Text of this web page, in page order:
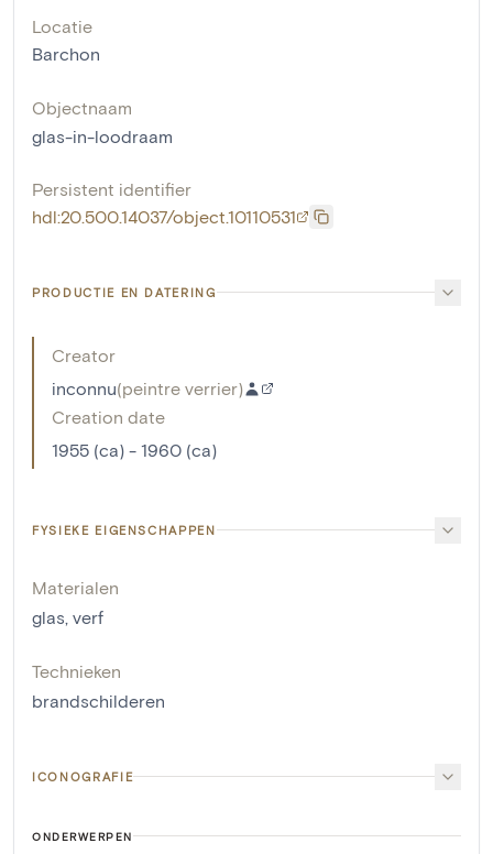
Locatie
Barchon
Objectnaam
glas-in-loodraam
Persistent identifier
hdl:20.500.14037/object.10110531
PRODUCTIE EN DATERING
Creator
inconnu(peintre verrier)
Creation date
1955 (ca) - 1960 (ca)
FYSIEKE EIGENSCHAPPEN
Materialen
glas, verf
Technieken
brandschilderen
ICONOGRAFIE
ONDERWERPEN